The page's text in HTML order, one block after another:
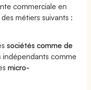
commerciale en
métiers suivants :
sociétés comme de
indépendants comme
micro-